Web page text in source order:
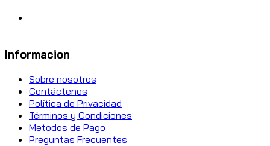
Informacion
Sobre nosotros
Contáctenos
Política de Privacidad
Términos y Condiciones
Metodos de Pago
Preguntas Frecuentes